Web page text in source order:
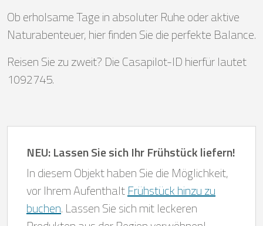
Ob erholsame Tage in absoluter Ruhe oder aktive
Naturabenteuer, hier finden Sie die perfekte Balance.
Reisen Sie zu zweit? Die Casapilot-ID hierfür lautet
1092745.
NEU: Lassen Sie sich Ihr Frühstück liefern!
In diesem Objekt haben Sie die Möglichkeit,
vor Ihrem AufenthaltFrühstück hinzu zu
buchen. Lassen Sie sich mit leckeren